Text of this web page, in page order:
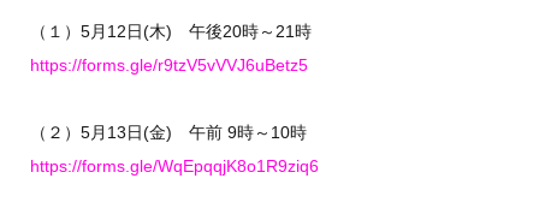
（１）5月12日(木) 午後20時～21時
https://forms.gle/r9tzV5vVVJ6uBetz5
（２）5月13日(金) 午前 9時～10時
https://forms.gle/WqEpqqjK8o1R9ziq6